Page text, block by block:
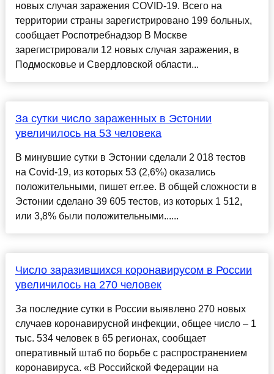
новых случая заражения COVID-19. Всего на
территории страны зарегистрировано 199 больных,
сообщает Роспотребнадзор В Москве
зарегистрировали 12 новых случая заражения, в
Подмосковье и Свердловской области...
За сутки число зараженных в Эстонии
увеличилось на 53 человека
В минувшие сутки в Эстонии сделали 2 018 тестов
на Covid-19, из которых 53 (2,6%) оказались
положительными, пишет err.ee. В общей сложности в
Эстонии сделано 39 605 тестов, из которых 1 512,
или 3,8% были положительными......
Число заразившихся коронавирусом в России
увеличилось на 270 человек
За последние сутки в России выявлено 270 новых
случаев коронавирусной инфекции, общее число – 1
тыс. 534 человек в 65 регионах, сообщает
оперативный штаб по борьбе с распространением
коронавируса. «В Российской Федерации на